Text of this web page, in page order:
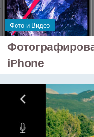
Фото и Видео
iPhone